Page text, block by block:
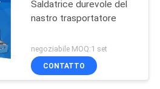
Saldatrice durevole del
nastro trasportatore
negoziabile MOQ:1 set
CONTATTO